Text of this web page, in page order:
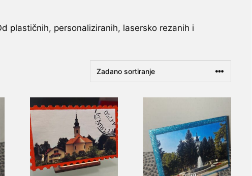
plastičnih, personaliziranih, lasersko rezanih i